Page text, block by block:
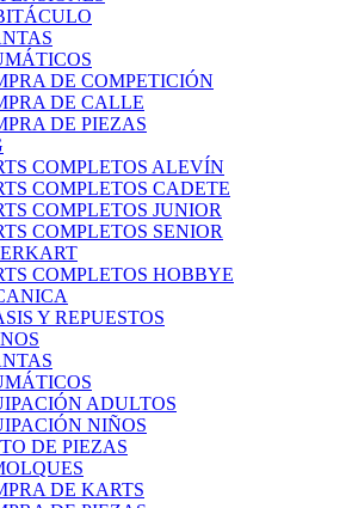
DE COMPETICIÓN
DE CALLE
DE PIEZAS
COMPLETOS ALEVÍN
COMPLETOS CADETE
COMPLETOS JUNIOR
COMPLETOS SENIOR
COMPLETOS HOBBYE
Y REPUESTOS
ADULTOS
NIÑOS
DE PIEZAS
DE KARTS